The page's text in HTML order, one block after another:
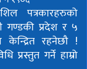
पत्रकारहरुको
गण्डकी प्रदेश र ५
केन्द्रित रहनेछौ !
प्रस्तुत गर्ने हाम्रो